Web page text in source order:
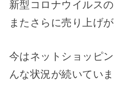
新型コロナウイルス
またさらに売り上げ
今はネットショッピ
んな状況が続いていま